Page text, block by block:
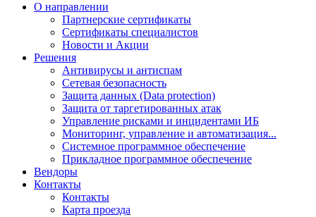
О направлении
Партнерские сертификаты
Сертификаты специалистов
Новости и Акции
Решения
Антивирусы и антиспам
Сетевая безопасность
Защита данных (Data protection)
Защита от таргетированных атак
Управление рисками и инцидентами ИБ
Мониторинг, управление и автоматизация...
Системное программное обеспечение
Прикладное программное обеспечение
Вендоры
Контакты
Контакты
Карта проезда